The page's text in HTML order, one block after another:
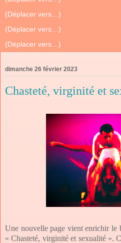
dimanche 26 février 2023
Chasteté, virginité et
Une nouvelle page vient enrichir le
« Chasteté, virginité et sexualité ».